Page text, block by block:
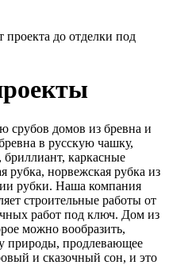
проекта до отделки под
срубов домов из бревна и
в русскую чашку,
каркасные
рубка, норвежская рубка из
рубки. Наша компания
строительные работы от
работ под ключ. Дом из
можно вообразить,
природы, продлевающее
и сказочный сон, и это